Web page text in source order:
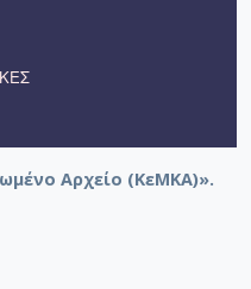
Αρχείο (ΚεΜΚΑ)».